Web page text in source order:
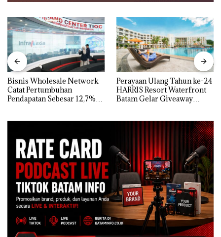
Bisnis Wholesale Network
Catat Pertumbuhan
Pendapatan Sebesar 12,7%
Perayaan Ulang Tahun ke-24
HARRIS Resort Waterfront
Batam Gelar Giveaway